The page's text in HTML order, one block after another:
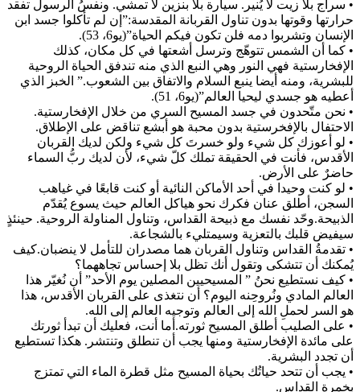
• سراج بلا زيت لا يُنير. سيارة بلا بنزين لا تمشي. ونفسُ الرسول تفقد
حرارتها وقوتها بدون تناول القربانة المقدسة:”إن لم تأكلوا جسد ابن
الإنسان وتشربوا دمه فلن تكون فيكم الحياة”(يو6، 53).
• كما أن الشمس تتوهّج وترسل أشعتها في كل مكان، كذلك
الإفخارستية فهي النور وهي النبع الذي منه تندفق الحياة الروحية
للبشرية، ومنه أيضا ينبع السلام والاتفاق بين الشعوب.” الخبز الذي
أعطيه هو جسدي ليحيا العالم”(يو6، 51).
• نحن متّحدون في جسد المسيح السري من خلال الإفخارستية.
الاحتفال بالإفخرستية بدون محبة هو أبشع تناقض على الإطلاق.
• لو أعوزك كل شيء ولو خسرتَ كل شيء ولكن لديك القربان
الأقدس، فأنت في الحقيقة تملك كلّ شيء، لأن لديك ربُّ السماء
حاضرٌ على الأرض.
• لو كنت وحيدا في أحد الأماكن النائية أو كنت قابعًا في غياهب
السجن، أطلق عنان فكرك نحو هياكل العالم حيث يسوع يُقدّم
الذبيحة.وحّد نفسك مع ذبيحة القداس، وتناول المناولة الروحية. حينئذٍ
سيفيض قلبك بالتعزية وسيمتليء بالشجاعة.
• تقدمةُ القداس وتناول القربان هما مصدران للتأمل لا ينضبان.كيف
يُمكنك أن تتشكى وتقول أنك تظل بلا إحساس تجاههما؟
• كيف نستطيع نحنُ ” المسيحيين المصلين يوم الأحد” أن نُغيّر هذا
العالم المادي ونُروحِنه اليوم؟ أن نتغذى على القربان الأقدس، هذا
هو السر لحملِ الله إلى العالم وتوجيه العالم إلى الله.
• على الصليب أطلق المسيح ثورته.أما أنت، فعليك أن تبدأ ثورتك
على مائدة الإفخارستية ومنها يجب أن تنطلق وتنتشر. هكذا تستطيع
أن تجدد البشرية.
• يجب أن تتحد حياتُك بحياة المسيح مثل قطرة الماء التي تمتزج
بخمرة القداس.